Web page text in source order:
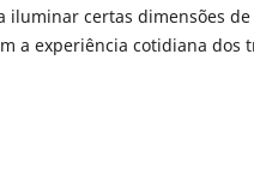
iluminar certas dimensões
a experiência cotidiana dos